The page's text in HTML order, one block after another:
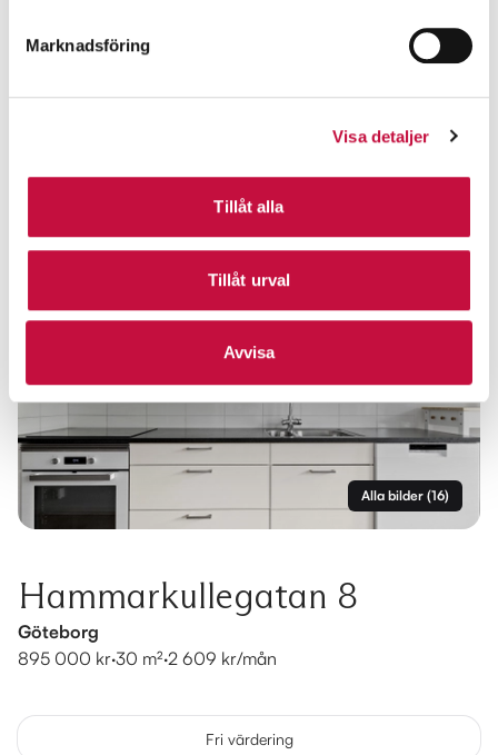
Marknadsföring
Visa detaljer
Tillåt alla
Tillåt urval
Avvisa
Alla bilder (16)
Hammarkullegatan 8
Göteborg
895 000 kr·30 m²·2 609 kr/mån
Fri värdering